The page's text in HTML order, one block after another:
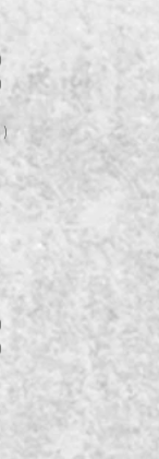
2 innlegg
2 innlegg
1 innlegg
innlegg
innlegg
1 innlegg
1 innlegg